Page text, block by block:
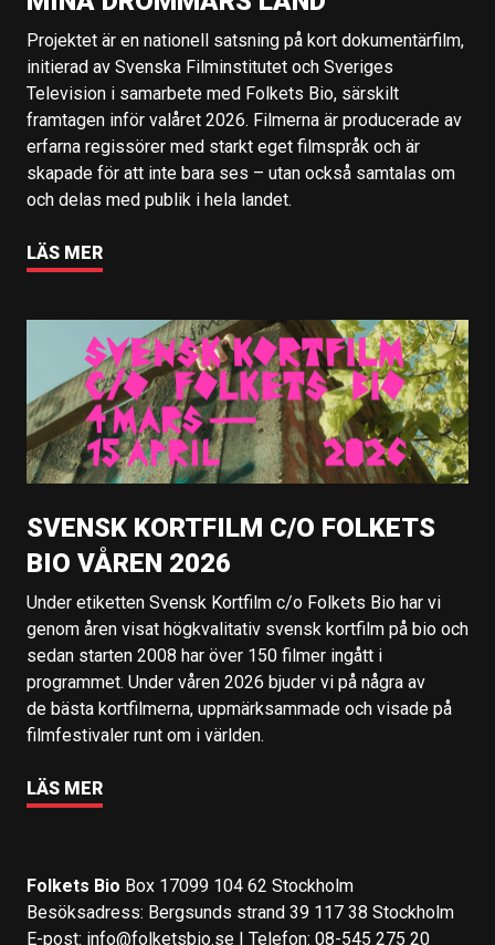
Projektet är en nationell satsning på kort dokumentärfilm,
initierad av Svenska Filminstitutet och Sveriges
Television i samarbete med Folkets Bio, särskilt
framtagen inför valåret 2026. Filmerna är producerade av
erfarna regissörer med starkt eget filmspråk och är
skapade för att inte bara ses – utan också samtalas om
och delas med publik i hela landet.
LÄS MER
SVENSK KORTFILM C/O FOLKETS
BIO VÅREN 2026
Under etiketten Svensk Kortfilm c/o Folkets Bio har vi
genom åren visat högkvalitativ svensk kortfilm på bio och
sedan starten 2008 har över 150 filmer ingått i
programmet. Under våren 2026 bjuder vi på några av
de bästa kortfilmerna, uppmärksammade och visade på
filmfestivaler runt om i världen.
LÄS MER
Folkets Bio Box 17099 104 62 Stockholm
Besöksadress: Bergsunds strand 39 117 38 Stockholm
E-post: info@folketsbio.se | Telefon: 08-545 275 20